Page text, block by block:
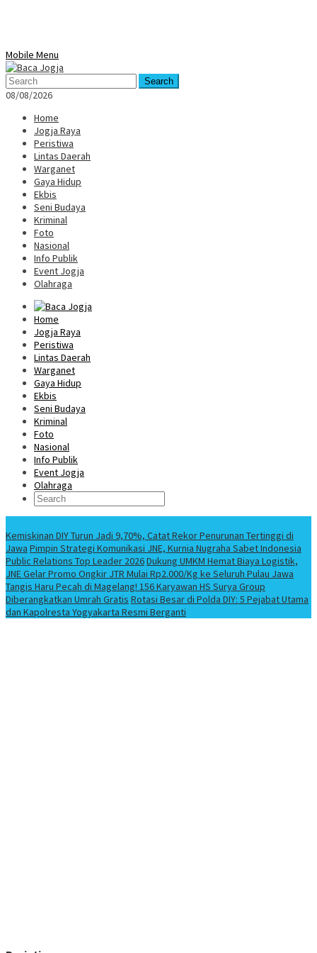
Mobile Menu
Search
08/08/2026
Home
Jogja Raya
Peristiwa
Lintas Daerah
Warganet
Gaya Hidup
Ekbis
Seni Budaya
Kriminal
Foto
Nasional
Info Publik
Event Jogja
Olahraga
Home
Jogja Raya
Peristiwa
Lintas Daerah
Warganet
Gaya Hidup
Ekbis
Seni Budaya
Kriminal
Foto
Nasional
Info Publik
Event Jogja
Olahraga
Kemiskinan DIY Turun Jadi 9,70%, Catat Rekor Penurunan Tertinggi di
Jawa Pimpin Strategi Komunikasi JNE, Kurnia Nugraha Sabet Indonesia
Public Relations Top Leader 2026Dukung UMKM Hemat Biaya Logistik,
JNE Gelar Promo Ongkir JTR Mulai Rp2.000/Kg ke Seluruh Pulau Jawa
Tangis Haru Pecah di Magelang! 156 Karyawan HS Surya Group
Diberangkatkan Umrah Gratis Rotasi Besar di Polda DIY: 5 Pejabat Utama
dan Kapolresta Yogyakarta Resmi Berganti